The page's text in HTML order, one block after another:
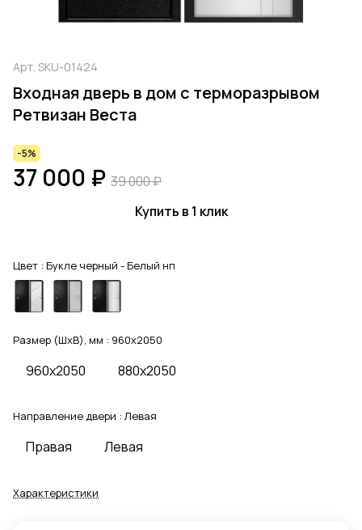
Арт. SKU-01424
Входная дверь в дом с терморазрывом
Ретвизан Веста
-5%
37 000 ₽ 39 000 ₽
Купить в 1 клик
Цвет : Букле черный - Белый нп
Размер (ШхВ), мм : 960x2050
960x2050 880x2050
Направление двери : Левая
Правая Левая
Характеристики